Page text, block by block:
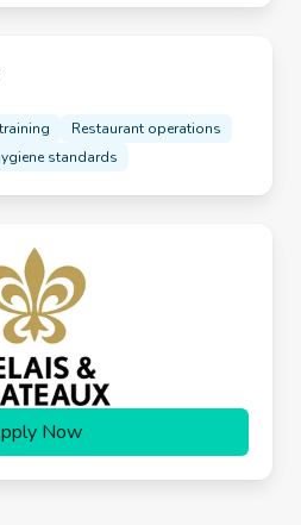
Restaurant operations
standards
Now